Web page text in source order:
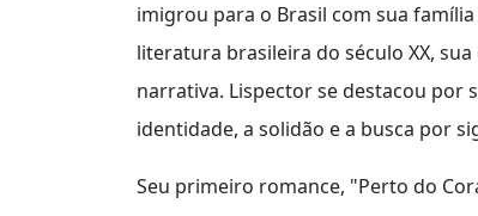
imigrou para o Brasil com sua
literatura brasileira do século XX,
narrativa. Lispector se destacou por
identidade, a solidão e a busca por
Seu primeiro romance, "Perto do